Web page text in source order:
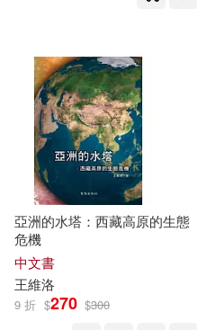
張晶，盧亞輝，梁媛媛
張淑芬、楊儒民、張
張祿彭(1)
復旦大學東亞海域史
徳永桂子(1)
中華書局(1)
人民出版社(1)
人民文學出版社(1)
人民軍醫出版社(1)
亞洲的水塔：西藏高原的生態
危機
中文書
王維洛
9 折 $270 $300